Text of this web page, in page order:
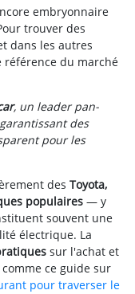
embryonnaire
trouver des
dans les autres
du marché
, un leader pan-
des
pour les
des Toyota,
populaires — y
souvent une
électrique. La
sur l'achat et
ce guide sur
pour traverser le